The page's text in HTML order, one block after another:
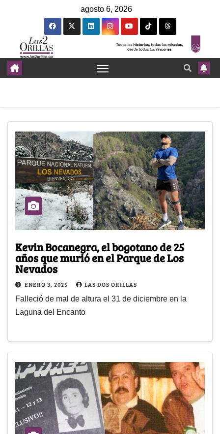
agosto 6, 2026
Kevin Bocanegra, el bogotano de 25
años que murió en el Parque de Los
Nevados
ENERO 3, 2025 LAS DOS ORILLAS
Falleció de mal de altura el 31 de diciembre en la
Laguna del Encanto